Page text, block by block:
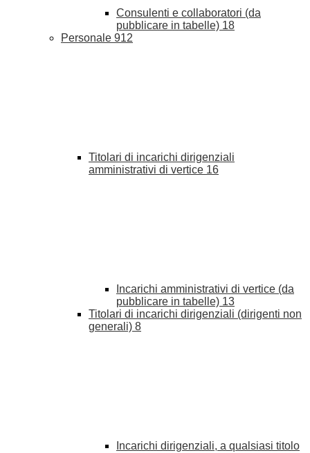
Consulenti e collaboratori (da
pubblicare in tabelle) 18
Personale 912
Titolari di incarichi dirigenziali
amministrativi di vertice 16
Incarichi amministrativi di vertice (da
pubblicare in tabelle) 13
Titolari di incarichi dirigenziali (dirigenti non
generali) 8
Incarichi dirigenziali, a qualsiasi titolo